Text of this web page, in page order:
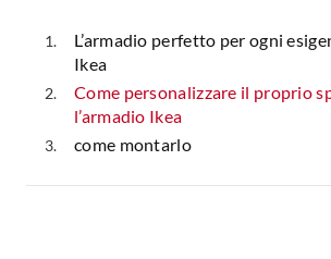
L’armadio perfetto per ogni
Ikea
Come personalizzare il proprio
l’armadio Ikea
come montarlo